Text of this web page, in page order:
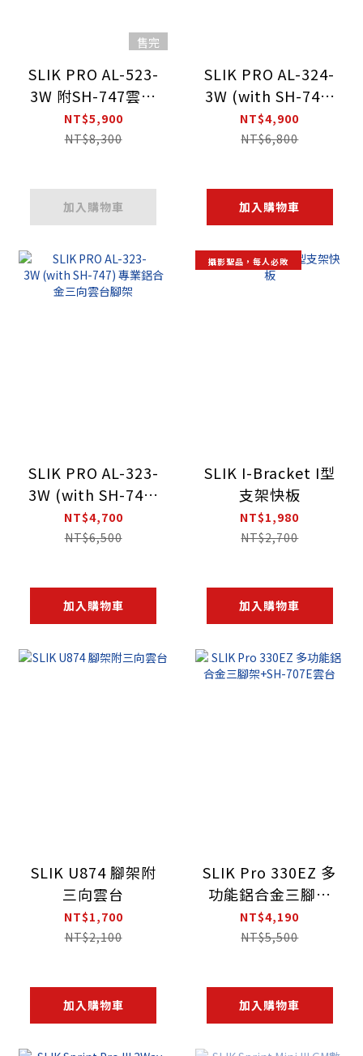
售完
SLIK PRO AL-523-
3W 附SH-747雲台
專業鋁合金三向雲
台腳架
NT$5,900
NT$8,300
加入購物車
SLIK PRO AL-324-
3W (with SH-747)
專業鋁合金三向雲
台腳架
NT$4,900
NT$6,800
加入購物車
SLIK PRO AL-323-
3W (with SH-747)
專業鋁合金三向雲
台腳架
NT$4,700
NT$6,500
加入購物車
攝影聖品，每人必敗
SLIK I-Bracket I型
支架快板
NT$1,980
NT$2,700
加入購物車
SLIK U874 腳架附
三向雲台
NT$1,700
NT$2,100
加入購物車
SLIK Pro 330EZ 多
功能鋁合金三腳架
+SH-707E雲台
NT$4,190
NT$5,500
加入購物車